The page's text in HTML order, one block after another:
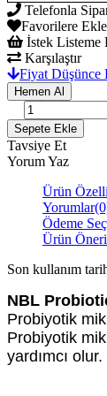
Telefonla
Favorilere Ekle
İstek Listeme
Karşılaştır
Fiyat Düşünce
Tavsiye Et
Yorum Yaz
Ürün
Yorumlar
Ödeme
Ürün
Son kullanım
NBL
Probiyotik
Probiyotik
yardımcı olur.